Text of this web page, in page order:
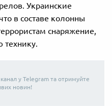
Украинские
в составе колонны
снаряжение,
у Telegram та отримуйте
новин!